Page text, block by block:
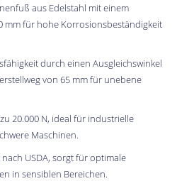
aus Edelstahl mit einem
mm für hohe Korrosionsbeständigkeit
durch einen Ausgleichswinkel
von 65 mm für unebene
20.000 N, ideal für industrielle
Maschinen.
USDA, sorgt für optimale
in sensiblen Bereichen.